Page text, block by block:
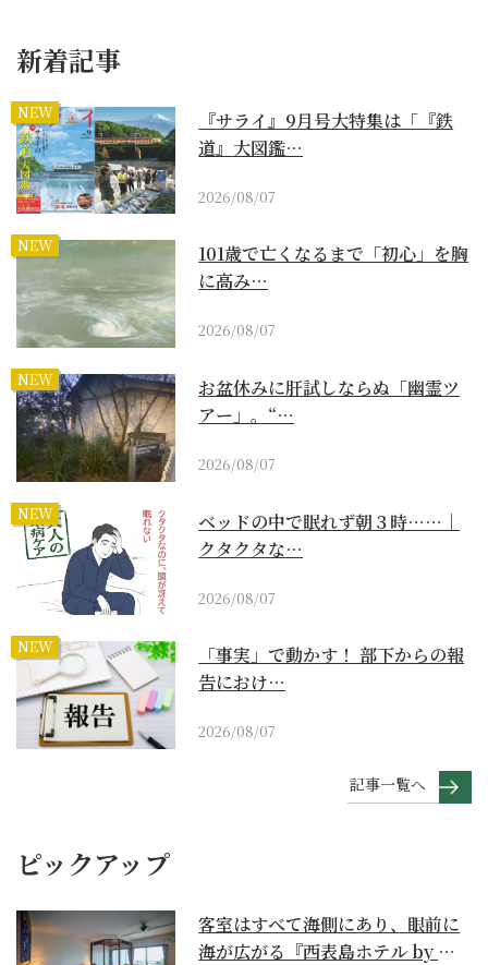
新着記事
NEW
『サライ』9月号大特集は「『鉄
道』大図鑑…
2026/08/07
NEW
101歳で亡くなるまで「初心」を胸
に高み…
2026/08/07
NEW
お盆休みに肝試しならぬ「幽霊ツ
アー」。“…
2026/08/07
NEW
ベッドの中で眠れず朝３時……｜
クタクタな…
2026/08/07
NEW
「事実」で動かす！ 部下からの報
告におけ…
2026/08/07
記事一覧へ
ピックアップ
客室はすべて海側にあり、眼前に
海が広がる『西表島ホテル by 星